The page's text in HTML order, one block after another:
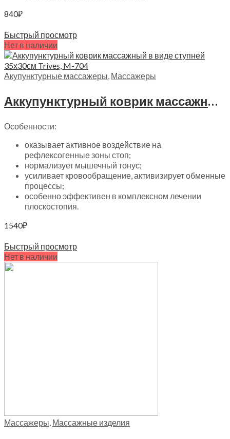
840₽
Быстрый просмотр
Нет в наличии
Акупунктурные массажеры Массажеры
Аккупунктурный коврик массажный в виде ступней 35х30см Trives, M-704
Особенности:
оказывает активное воздействие на
рефлексогенные зоны стоп;
нормализует мышечный тонус;
усиливает кровообращение, активизирует обменные
процессы;
особенно эффективен в комплексном лечении
плоскостопия.
1540₽
Быстрый просмотр
Нет в наличии
Массажеры Массажные изделия